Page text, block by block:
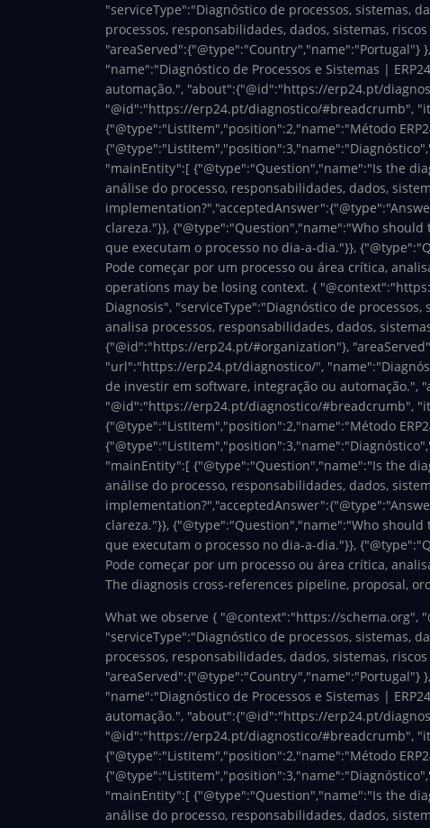
"serviceType":"Diagnóstico de processos, sistemas,
processos, responsabilidades, dados, sistemas,
"name":"Diagnóstico de Processos e Sistemas |
automação.", "about":{"@id":"https://erp24.pt/
"@id":"https://erp24.pt/diagnostico/#breadcrumb",
{"@type":"ListItem","position":2,"name":"Método
"mainEntity":[ {"@type":"Question","name":"Is the
análise do processo, responsabilidades, dados,
clareza."}}, {"@type":"Question","name":"Who
que executam o processo no dia-a-dia."}},
Pode começar por um processo ou área crítica,
operations may be losing context. {
Diagnosis", "serviceType":"Diagnóstico de
analisa processos, responsabilidades, dados,
{"@id":"https://erp24.pt/#organization"},
"url":"https://erp24.pt/diagnostico/",
de investir em software, integração ou
"@id":"https://erp24.pt/diagnostico/#breadcrumb",
{"@type":"ListItem","position":2,"name":"Método
"mainEntity":[ {"@type":"Question","name":"Is the
análise do processo, responsabilidades, dados,
clareza."}}, {"@type":"Question","name":"Who
que executam o processo no dia-a-dia."}},
Pode começar por um processo ou área crítica,
The diagnosis cross-references pipeline, proposal,
What we observe { "@context":"https://schema.org",
"serviceType":"Diagnóstico de processos, sistemas,
processos, responsabilidades, dados, sistemas,
"name":"Diagnóstico de Processos e Sistemas |
automação.", "about":{"@id":"https://erp24.pt/
"@id":"https://erp24.pt/diagnostico/#breadcrumb",
{"@type":"ListItem","position":2,"name":"Método
"mainEntity":[ {"@type":"Question","name":"Is the
análise do processo, responsabilidades, dados,